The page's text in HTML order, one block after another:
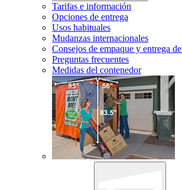
Tarifas e información
Opciones de entrega
Usos habituales
Mudanzas internacionales
Consejos de empaque y entrega de
Preguntas frecuentes
Medidas del contenedor